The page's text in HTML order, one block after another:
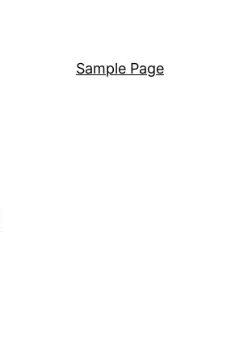
Sample Page